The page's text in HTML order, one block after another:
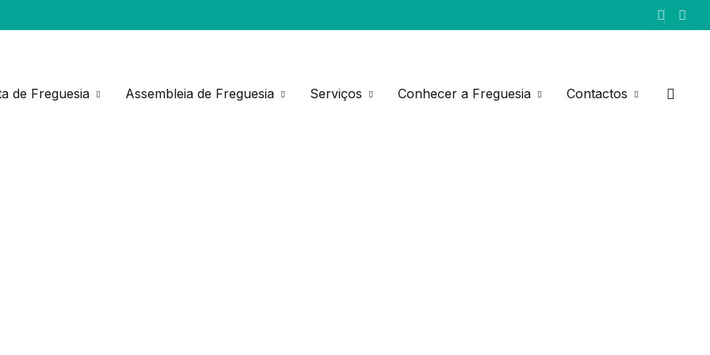
de Freguesia Assembleia de Freguesia Serviços Conhecer a Freguesia Contactos